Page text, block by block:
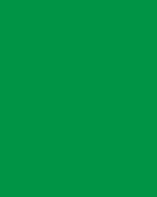
सेन्चुरी बैङ्क
मान्छे फसेको छ
सबै गलत काम
अनुसन्धान त
काम गर्न हेड
बैंकले भने यस
(यस विषयमा